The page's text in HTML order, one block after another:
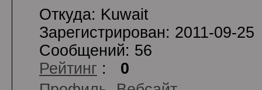
Откуда: Kuwait
Зарегистрирован: 2011-09-25
Сообщений: 56
Рейтинг : 0